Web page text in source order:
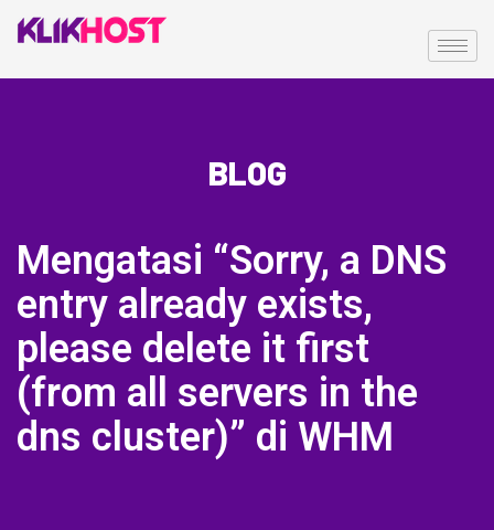
BLOG
Mengatasi “Sorry, a DNS
entry already exists,
please delete it first
(from all servers in the
dns cluster)” di WHM